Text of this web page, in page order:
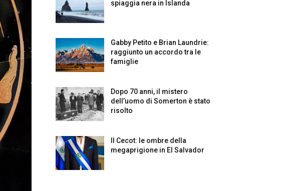
spiaggia nera in Islanda
Gabby Petito e Brian Laundrie:
raggiunto un accordo tra le
famiglie
Dopo 70 anni, il mistero
dell’uomo di Somerton è stato
risolto
Il Cecot: le ombre della
megaprigione in El Salvador